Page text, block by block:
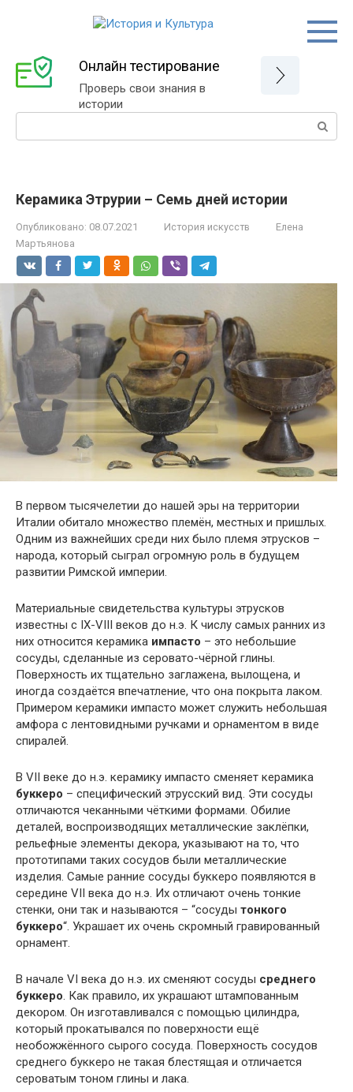
Онлайн тестирование
Проверь свои знания в
истории
Поиск:
Керамика Этрурии – Семь дней истории
Опубликовано: 08.07.2021 История искусств
Елена
Мартьянова
В первом тысячелетии до нашей эры на территории
Италии обитало множество племён, местных и пришлых.
Одним из важнейших среди них было племя этрусков –
народа, который сыграл огромную роль в будущем
развитии Римской империи.
Материальные свидетельства культуры этрусков
известны с IX-VIII веков до н.э. К числу самых ранних из
них относится керамика импасто – это небольшие
сосуды, сделанные из серовато-чёрной глины.
Поверхность их тщательно заглажена, вылощена, и
иногда создаётся впечатление, что она покрыта лаком.
Примером керамики импасто может служить небольшая
амфора с лентовидными ручками и орнаментом в виде
спиралей.
В VII веке до н.э. керамику импасто сменяет керамика
буккеро – специфический этрусский вид. Эти сосуды
отличаются чеканными чёткими формами. Обилие
деталей, воспроизводящих металлические заклёпки,
рельефные элементы декора, указывают на то, что
прототипами таких сосудов были металлические
изделия. Самые ранние сосуды буккеро появляются в
середине VII века до н.э. Их отличают очень тонкие
стенки, они так и называются – “сосуды тонкого
буккеро“. Украшает их очень скромный гравированный
орнамент.
В начале VI века до н.э. их сменяют сосуды среднего
буккеро. Как правило, их украшают штампованным
декором. Он изготавливался с помощью цилиндра,
который прокатывался по поверхности ещё
необожжённого сырого сосуда. Поверхность сосудов
среднего буккеро не такая блестящая и отличается
сероватым тоном глины и лака.